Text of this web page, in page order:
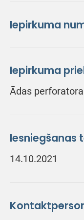
Iepirkuma
Iepirkuma
Ādas
Iesniegšanas
14.10.2021